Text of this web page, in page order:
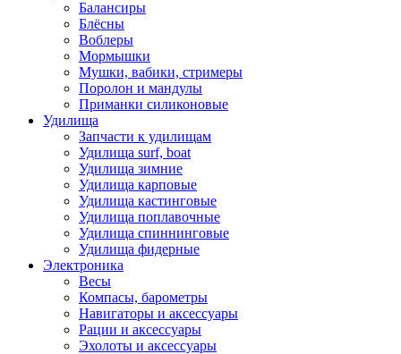
Балансиры
Блёсны
Воблеры
Мормышки
Мушки, вабики, стримеры
Поролон и мандулы
Приманки силиконовые
Удилища
Запчасти к удилищам
Удилища surf, boat
Удилища зимние
Удилища карповые
Удилища кастинговые
Удилища поплавочные
Удилища спиннинговые
Удилища фидерные
Электроника
Весы
Компасы, барометры
Навигаторы и аксессуары
Рации и аксессуары
Эхолоты и аксессуары